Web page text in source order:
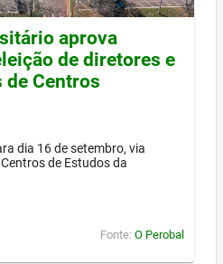
aprova
de diretores e
Centros
dia 16 de setembro, via
de Estudos da
Fonte: O Perobal